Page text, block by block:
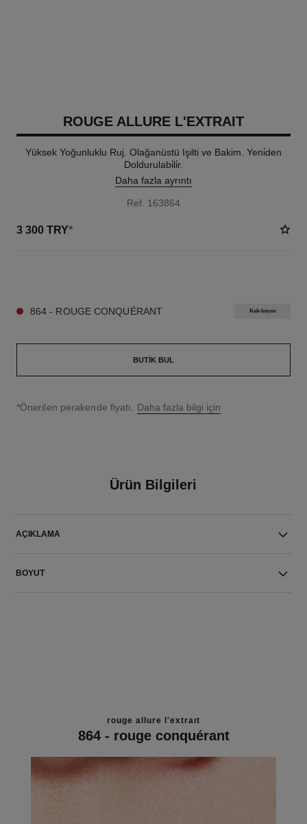
ROUGE ALLURE L'EXTRAIT
Yüksek Yoğunluklu Ruj. Olağanüstü Işilti ve Bakim. Yeni̇den
Doldurulabi̇li̇r.
Daha fazla ayrıntı
Ref. 163864
3 300 TRY*
864 - ROUGE CONQUÉRANT Koleksiyon
BUTIK BUL
↩
*Önerilen perakende fiyatı. Daha fazla bilgi için
Ürün Bilgileri
AÇIKLAMA
BOYUT
rouge allure l'extrait
864 - rouge conquérant